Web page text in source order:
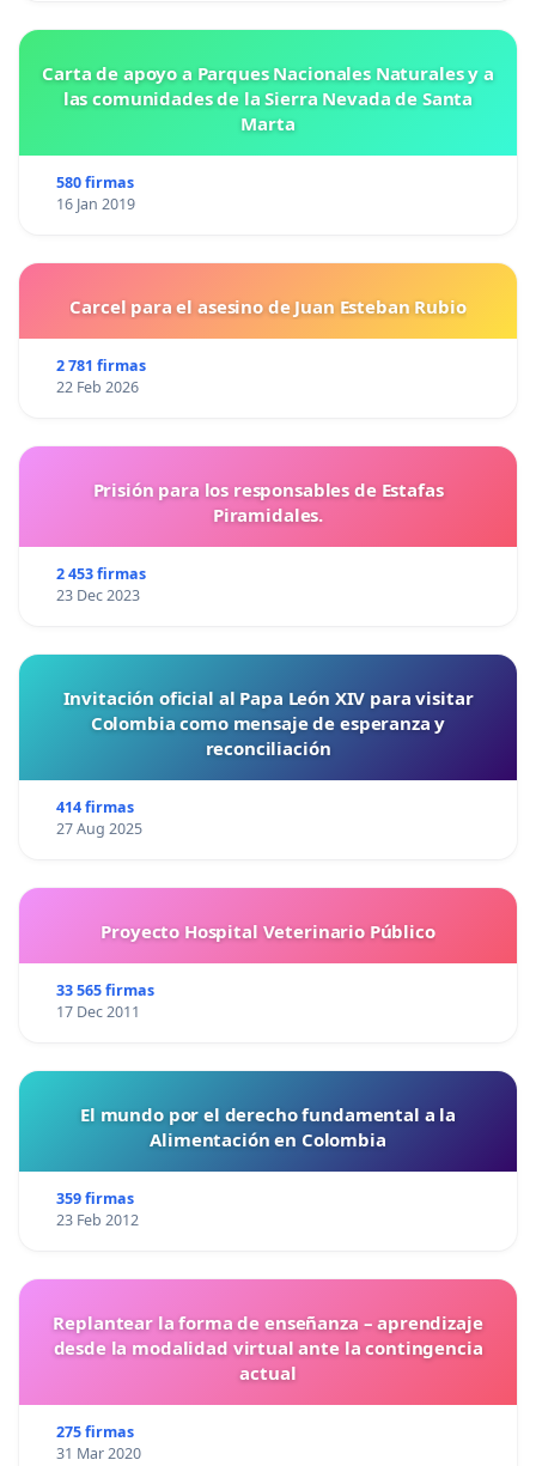
Carta de apoyo a Parques Nacionales Naturales y a
las comunidades de la Sierra Nevada de Santa
Marta
580 firmas
16 Jan 2019
Carcel para el asesino de Juan Esteban Rubio
2 781 firmas
22 Feb 2026
Prisión para los responsables de Estafas
Piramidales.
2 453 firmas
23 Dec 2023
Invitación oficial al Papa León XIV para visitar
Colombia como mensaje de esperanza y
reconciliación
414 firmas
27 Aug 2025
Proyecto Hospital Veterinario Público
33 565 firmas
17 Dec 2011
El mundo por el derecho fundamental a la
Alimentación en Colombia
359 firmas
23 Feb 2012
Replantear la forma de enseñanza – aprendizaje
desde la modalidad virtual ante la contingencia
actual
275 firmas
31 Mar 2020